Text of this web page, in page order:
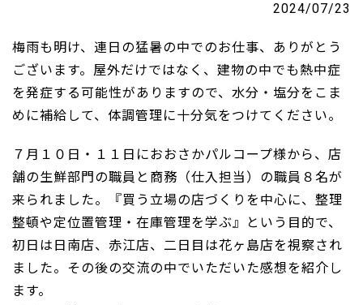
2024/07/23
梅雨も明け、連日の猛暑の中でのお仕事、ありがとう
ございます。屋外だけではなく、建物の中でも熱中症
を発症する可能性がありますので、水分・塩分をこま
めに補給して、体調管理に十分気をつけてください。
７月１０日・１１日におおさかパルコープ様から、店
舗の生鮮部門の職員と商務（仕入担当）の職員８名が
来られました。『買う立場の店づくりを中心に、整理
整頓や定位置管理・在庫管理を学ぶ』という目的で、
初日は日南店、赤江店、二日目は花ヶ島店を視察され
ました。その後の交流の中でいただいた感想を紹介し
ます。